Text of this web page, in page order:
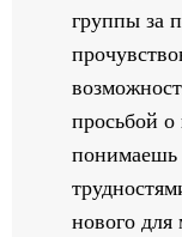
группы за
просьбой
понимаешь
нового для